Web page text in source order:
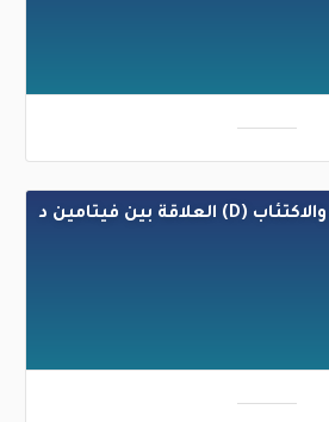
العلاقة بين فيتامين د (D) والاكتئاب